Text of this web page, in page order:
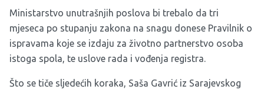
Ministarstvo unutrašnjih poslova bi trebalo da tri
mjeseca po stupanju zakona na snagu donese Pravilnik o
ispravama koje se izdaju za životno partnerstvo osoba
istoga spola, te uslove rada i vođenja registra.
Što se tiče sljedećih koraka, Saša Gavrić iz Sarajevskog